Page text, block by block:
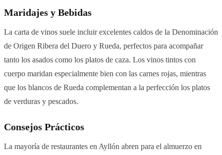
Maridajes y Bebidas
La carta de vinos suele incluir excelentes caldos de la Denominación
de Origen Ribera del Duero y Rueda, perfectos para acompañar
tanto los asados como los platos de caza. Los vinos tintos con
cuerpo maridan especialmente bien con las carnes rojas, mientras
que los blancos de Rueda complementan a la perfección los platos
de verduras y pescados.
Consejos Prácticos
La mayoría de restaurantes en Ayllón abren para el almuerzo en